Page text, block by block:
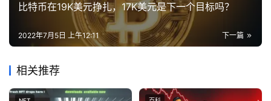
比特币在19K美元挣扎，17K美元是下一个目标吗？
下一篇
2022年7月5日 上午12:11
相关推荐